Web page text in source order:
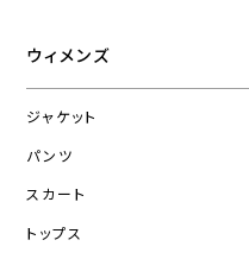
ウィメンズ
ジャケット
パンツ
スカート
トップス